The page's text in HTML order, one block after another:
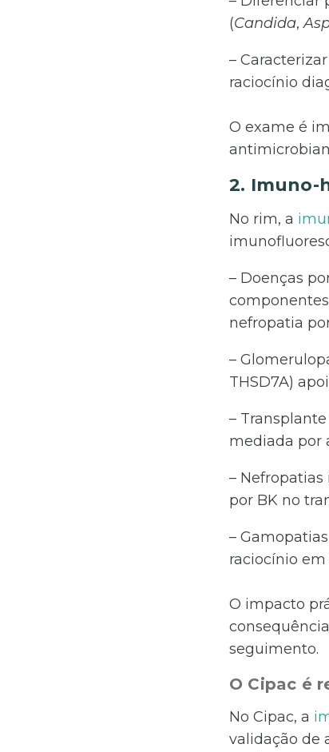
(Candida,
–
raciocínio
O exame é
2. Imuno-
No rim, a
– Doenças
nefropatia
–
THSD7A)
–
mediada por
–
por BK no
–
raciocínio
O impacto
seguimento.
O Cipac é
No Cipac, a
validação de